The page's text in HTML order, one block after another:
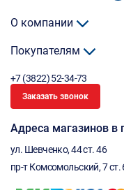
О компании
Покупателям
+7 (3822) 52-34-73
Заказать звонок
Адреса магазинов в
ул. Шевченко, 44 ст. 46
пр-т Комсомольский, 7 ст.